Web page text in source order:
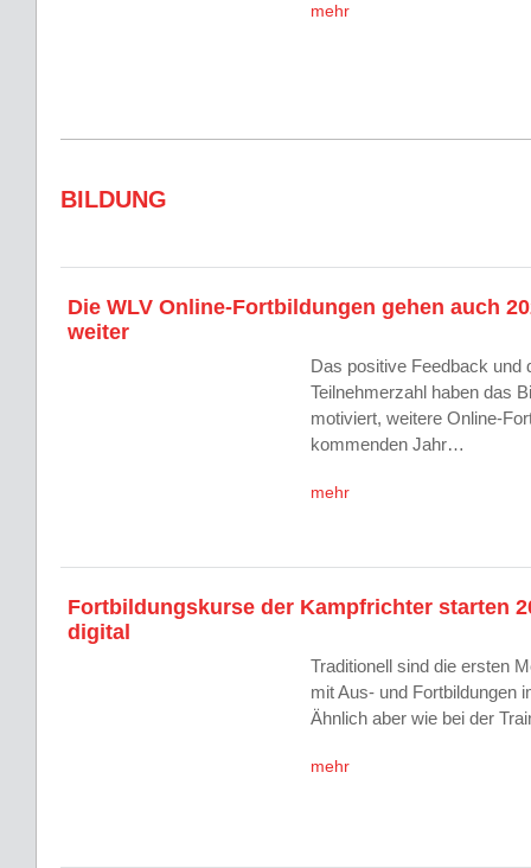
mehr
BILDUNG
Die WLV Online-Fortbildungen gehen auch
weiter
Das positive Feedback und
Teilnehmerzahl haben das
motiviert, weitere Online-
kommenden Jahr…
mehr
Fortbildungskurse der Kampfrichter starten
digital
Traditionell sind die ersten
mit Aus- und Fortbildungen
Ähnlich aber wie bei der
mehr